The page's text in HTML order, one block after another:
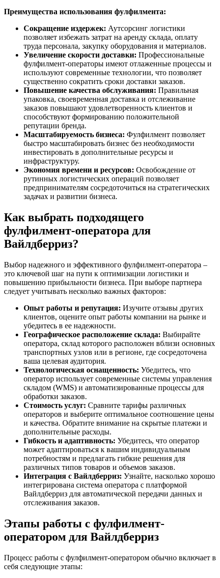
Преимущества использования фулфилмента:
Сокращение издержек: Аутсорсинг логистики
позволяет избежать затрат на аренду склада, оплату
труда персонала, закупку оборудования и материалов.
Увеличение скорости доставки: Профессиональные
фулфилмент-операторы имеют отлаженные процессы и
используют современные технологии, что позволяет
существенно сократить сроки доставки заказов.
Повышение качества обслуживания: Правильная
упаковка, своевременная доставка и отслеживание
заказов повышают удовлетворенность клиентов и
способствуют формированию положительной
репутации бренда.
Масштабируемость бизнеса: Фулфилмент позволяет
быстро масштабировать бизнес без необходимости
инвестировать в дополнительные ресурсы и
инфраструктуру.
Экономия времени и ресурсов: Освобождение от
рутинных логистических операций позволяет
предпринимателям сосредоточиться на стратегических
задачах и развитии бизнеса.
Как выбрать подходящего
фулфилмент-оператора для
Вайлдберриз?
Выбор надежного и эффективного фулфилмент-оператора –
это ключевой шаг на пути к оптимизации логистики и
повышению прибыльности бизнеса. При выборе партнера
следует учитывать несколько важных факторов:
Опыт работы и репутация: Изучите отзывы других
клиентов, оцените опыт работы компании на рынке и
убедитесь в ее надежности.
Географическое расположение склада: Выбирайте
оператора, склад которого расположен вблизи основных
транспортных узлов или в регионе, где сосредоточена
ваша целевая аудитория.
Технологическая оснащенность: Убедитесь, что
оператор использует современные системы управления
складом (WMS) и автоматизированные процессы для
обработки заказов.
Стоимость услуг: Сравните тарифы различных
операторов и выберите оптимальное соотношение цены
и качества. Обратите внимание на скрытые платежи и
дополнительные расходы.
Гибкость и адаптивность: Убедитесь, что оператор
может адаптироваться к вашим индивидуальным
потребностям и предлагать гибкие решения для
различных типов товаров и объемов заказов.
Интеграция с Вайлдберриз: Узнайте, насколько хорошо
интегрирована система оператора с платформой
Вайлдберриз для автоматической передачи данных и
отслеживания заказов.
Этапы работы с фулфилмент-
оператором для Вайлдберриз
Процесс работы с фулфилмент-оператором обычно включает в
себя следующие этапы: